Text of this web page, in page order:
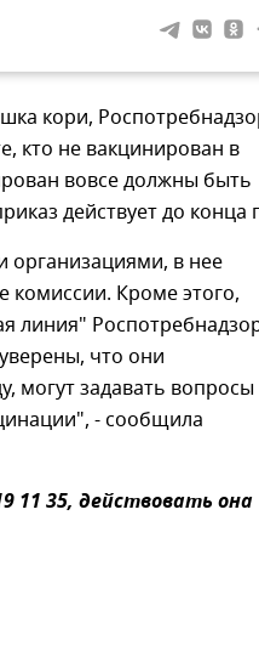
кори,
кто не вакцинирован в
вовсе должны быть
действует до конца
организациями, в нее
комиссии. Кроме этого,
линия"
что они
могут задавать вопросы
- сообщила
11 35, действовать она